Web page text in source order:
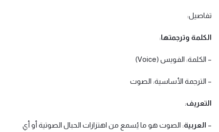
تفاصيل:
الكلمة وترجمتها:
– الكلمة: الفويس (Voice)
– الترجمة الأساسية: الصوت
التعريف:
– العربية: الصوت هو ما يُسمع من اهتزازات الحبال الصوتية أو أي